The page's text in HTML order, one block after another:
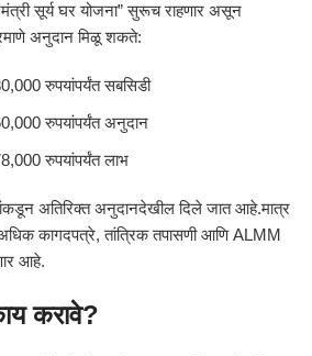
सूर्य घर योजना” सुरूच राहणार असून
अनुदान मिळू शकते:
रुपयांपर्यंत सबसिडी
रुपयांपर्यंत अनुदान
रुपयांपर्यंत लाभ
अतिरिक्त अनुदानदेखील दिले जात आहे.मात्र
अधिक कागदपत्रे, तांत्रिक तपासणी आणि ALMM
आहे.
करावे?